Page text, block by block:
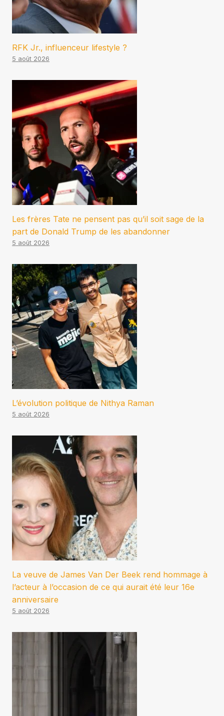
RFK Jr., influenceur lifestyle ?
5 août 2026
Les frères Tate ne pensent pas qu’il soit sage de la
part de Donald Trump de les abandonner
5 août 2026
L’évolution politique de Nithya Raman
5 août 2026
La veuve de James Van Der Beek rend hommage à
l’acteur à l’occasion de ce qui aurait été leur 16e
anniversaire
5 août 2026